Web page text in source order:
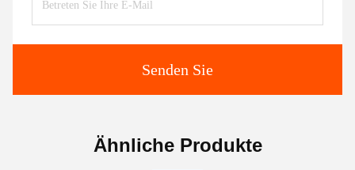
Senden Sie
Ähnliche Produkte